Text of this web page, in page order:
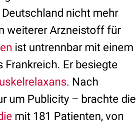
nicht mehr
weiterer Arzneistoff für
ist untrennbar mit einem
Frankreich. Er besiegte
. Nach
um Publicity – brachte die
mit 181 Patienten, von